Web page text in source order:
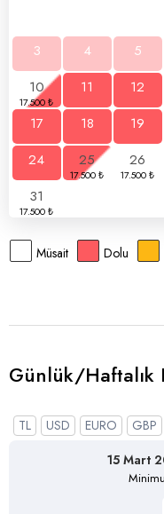
3
4 5
10
11 12
17
18 19
24
25 26
31
Müsait Dolu
Günlük/Haftalık
TL USD EURO
GBP
15 Mart